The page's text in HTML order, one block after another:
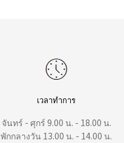
เวลาทำการ
จันทร์ - ศุกร์ 9.00 น. - 18.00 น.
พักกลางวัน 13.00 น. - 14.00 น.